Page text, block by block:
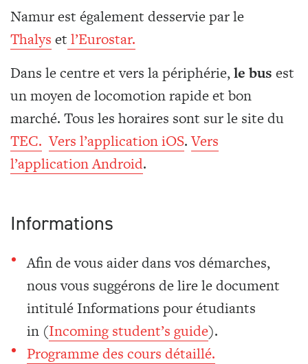
Namur est également desservie par le
Thalys et l’Eurostar.
Dans le centre et vers la périphérie,le bus est
un moyen de locomotion rapide et bon
marché. Tous les horaires sont sur le site du
TEC. Vers l’application iOS.Vers
l’application Android.
Informations
Afin de vous aider dans vos démarches,
nous vous suggérons de lire le document
intitulé Informations pour étudiants
in (Incoming student’s guide).
Programme des cours détaillé.